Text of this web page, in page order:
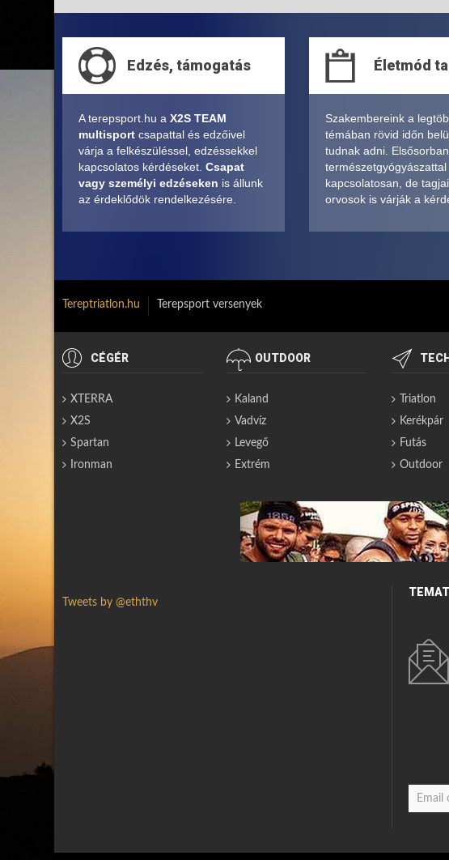
Edzés, támogatás
A terepsport.hu a X2S TEAM
multisport csapattal és edzőivel
várja a felkészüléssel, edzéssekkel
kapcsolatos kérdéseket. Csapat
vagy személyi edzéseken is állunk
az érdeklődök rendelkezésére.
Életmód
Szakembereink a
témában rövid időn
tudnak adni.
természetgyógyászattal
kapcsolatosan, de
orvosok is várják a
Tereptriatlon.hu Terepsport versenyek
CÉGÉR
XTERRA
X2S
Spartan
Ironman
OUTDOOR
Kaland
Vadvíz
Levegő
Extrém
TECH
Triatlon
Kerékpár
Futás
Outdoor
Tweets by @eththv